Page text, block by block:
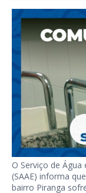
O Serviço de Água
(SAAE) informa
bairro Piranga